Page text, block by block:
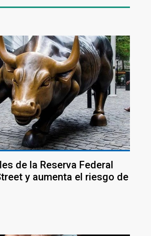
de la Reserva Federal
y aumenta el riesgo de